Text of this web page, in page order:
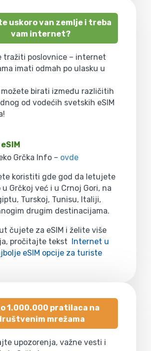
uskoro van zemlje i treba
vam internet?
tražiti poslovnice – internet
imati odmah po ulasku u
možete birati između različitih
od vodećih svetskih eSIM
Grčka Info – ovde
koristiti gde god da letujete
u Grčkoj već i u Crnoj Gori, na
Turskoj, Tunisu, Italiji,
drugim destinacijama.
čujete za eSIM i želite više
pročitajte tekst Internet u
eSIM opcije za turiste
1.000.000 pratilaca na
mrežama
upozorenja, važne vesti i